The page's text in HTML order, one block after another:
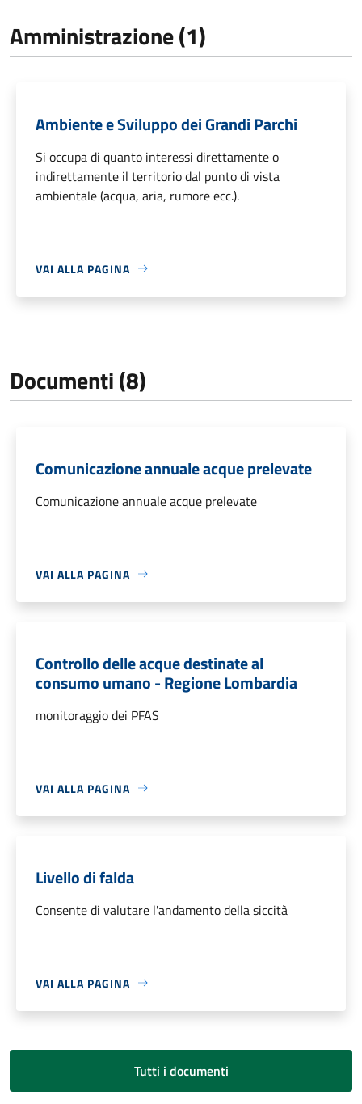
Amministrazione (1)
Ambiente e Sviluppo dei Grandi Parchi
Si occupa di quanto interessi direttamente o
indirettamente il territorio dal punto di vista
ambientale (acqua, aria, rumore ecc.).
VAI ALLA PAGINA
Documenti (8)
Comunicazione annuale acque prelevate
Comunicazione annuale acque prelevate
VAI ALLA PAGINA
Controllo delle acque destinate al
consumo umano - Regione Lombardia
monitoraggio dei PFAS
VAI ALLA PAGINA
Livello di falda
Consente di valutare l'andamento della siccità
VAI ALLA PAGINA
Tutti i documenti